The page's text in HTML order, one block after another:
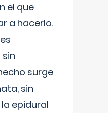
el que
a hacerlo.
surge
sin
epidural